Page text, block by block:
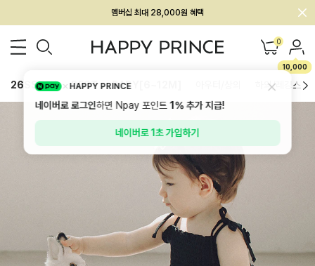
회원전용 아울렛, 가입하면 ~60% 할인!
멤버십 최대 28,000원 혜택 0
10,000
26SS 신상 BEST BABY[6~12M] 하의/레깅스
HAPPY PRINCE
네이버로 로그인하면 Npay 포인트1%추가 지급!
네이버로 1초 가입하기